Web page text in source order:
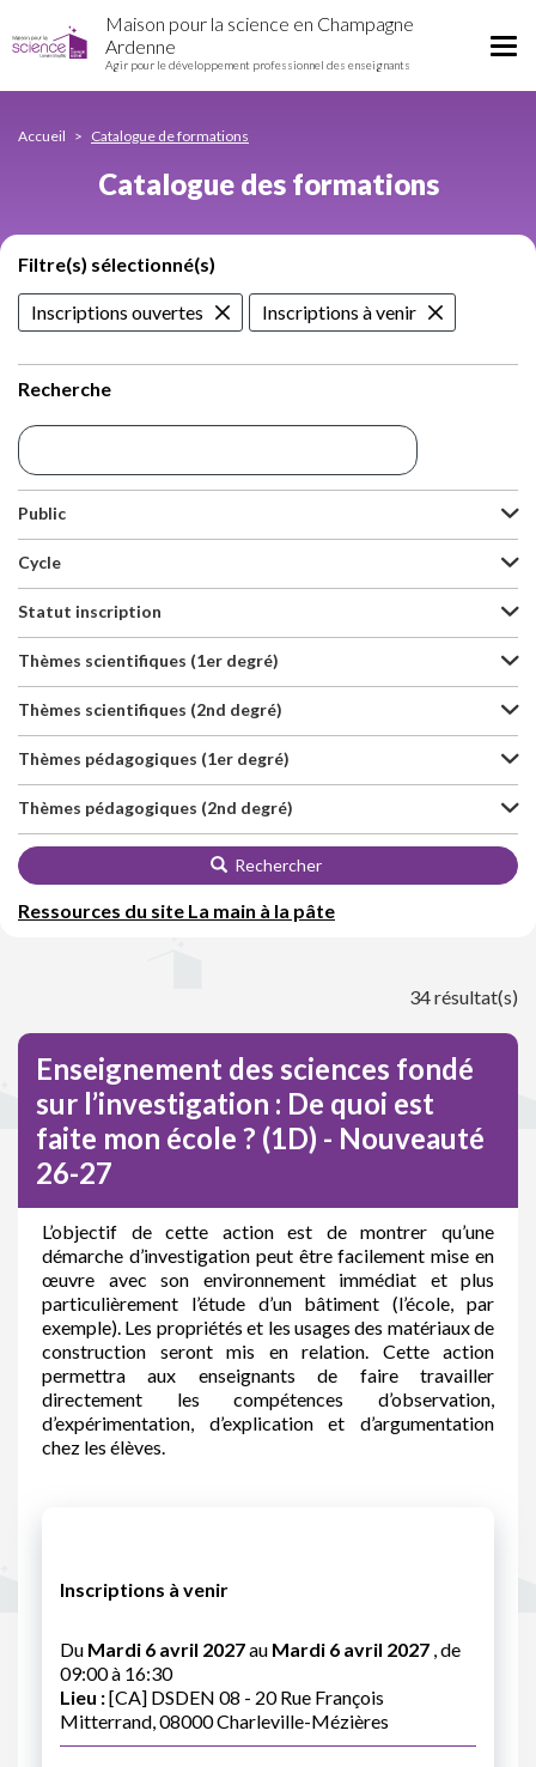
des
formations
au
contenu
Maison pour la science en Champagne
Ardenne
Agir pour le développement professionnel des enseignants
Accueil Catalogue de formations
Catalogue des formations
Filtre(s) sélectionné(s)
Inscriptions ouvertes Inscriptions à venir
Recherche
Public
Cycle
Statut inscription
Thèmes scientifiques (1er degré)
Thèmes scientifiques (2nd degré)
Thèmes pédagogiques (1er degré)
Thèmes pédagogiques (2nd degré)
Rechercher
Ressources du site La main à la pâte
34 résultat(s)
Enseignement des sciences fondé
sur l’investigation : De quoi est
faite mon école ? (1D) - Nouveauté
26-27
L’objectif de cette action est de montrer qu’une
démarche d’investigation peut être facilement mise en
œuvre avec son environnement immédiat et plus
particulièrement l’étude d’un bâtiment (l’école, par
exemple). Les propriétés et les usages des matériaux de
construction seront mis en relation. Cette action
permettra aux enseignants de faire travailler
directement les compétences d’observation,
d’expérimentation, d’explication et d’argumentation
chez les élèves.
Inscriptions à venir
Du Mardi 6 avril 2027au Mardi 6 avril 2027 , de
09:00 à 16:30
Lieu :[CA] DSDEN 08 - 20 Rue François
Mitterrand, 08000 Charleville-Mézières